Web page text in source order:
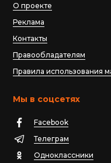
О проекте
Реклама
Контакты
Правообладателям
Правила использования
Мы в соцсетях
Facebook
Телеграм
Одноклассники